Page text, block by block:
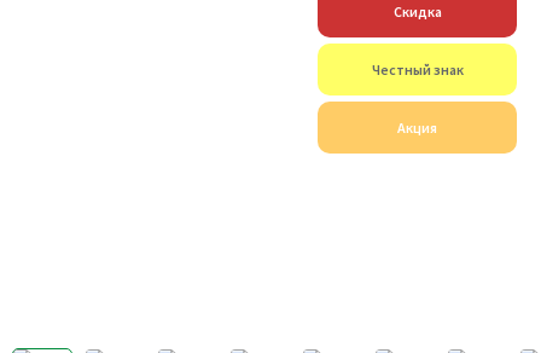
Скидка
Честный знак
Акция